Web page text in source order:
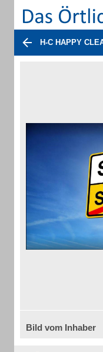
Bild vom Inhaber